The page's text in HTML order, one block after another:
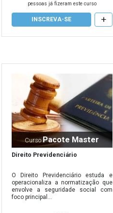
pessoas já fizeram este curso
INSCREVA-SE +
CursoPacote Master
Direito Previdenciário
O Direito Previdenciário estuda e
operacionaliza a normatização que
envolve a seguridade social com
foco principal...